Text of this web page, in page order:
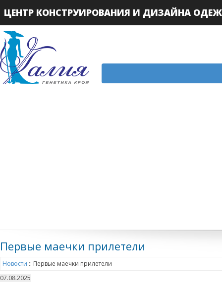
ЦЕНТР КОНСТРУИРОВАНИЯ И ДИЗАЙНА
Первые маечки прилетели
Новости :: Первые маечки прилетели
07.08.2025